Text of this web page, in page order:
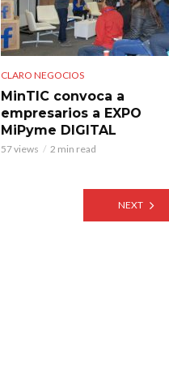
CLARO NEGOCIOS
MinTIC convoca a
empresarios a EXPO
MiPyme DIGITAL
57 views 2 min read
NEXT